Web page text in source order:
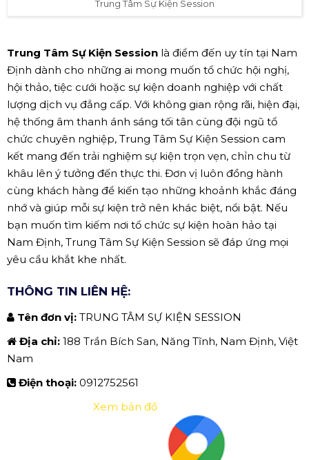
Trung Tâm Sự Kiện Session
Trung Tâm Sự Kiện Session là điểm đến uy tín tại Nam
Định dành cho những ai mong muốn tổ chức hội nghị,
hội thảo, tiệc cưới hoặc sự kiện doanh nghiệp với chất
lượng dịch vụ đẳng cấp. Với không gian rộng rãi, hiện đại,
hệ thống âm thanh ánh sáng tối tân cùng đội ngũ tổ
chức chuyên nghiệp, Trung Tâm Sự Kiện Session cam
kết mang đến trải nghiệm sự kiện trọn vẹn, chỉn chu từ
khâu lên ý tưởng đến thực thi. Đơn vị luôn đồng hành
cùng khách hàng để kiến tạo những khoảnh khắc đáng
nhớ và giúp mỗi sự kiện trở nên khác biệt, nổi bật. Nếu
bạn muốn tìm kiếm nơi tổ chức sự kiện hoàn hảo tại
Nam Định, Trung Tâm Sự Kiện Session sẽ đáp ứng mọi
yêu cầu khắt khe nhất.
THÔNG TIN LIÊN HỆ:
Tên đơn vị: TRUNG TÂM SỰ KIỆN SESSION
Địa chỉ: 188 Trần Bích San, Năng Tĩnh, Nam Định, Việt
Nam
Điện thoại: 0912752561
Xem bản đồ